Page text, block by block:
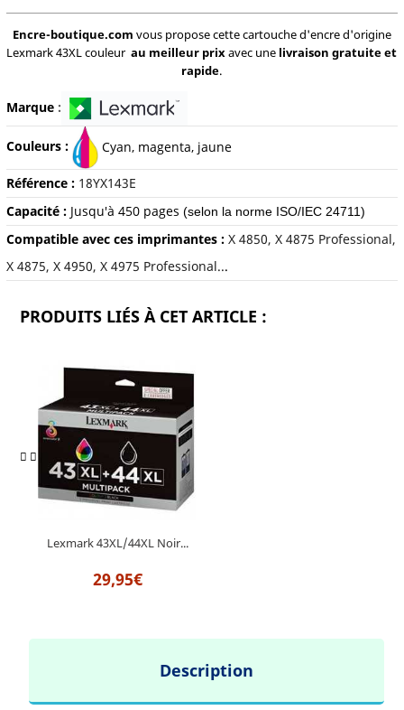
Encre-boutique.com vous propose cette cartouche d'encre d'origine
Lexmark 43XL couleurau meilleur prixavec une livraison gratuite et
rapide.
Marque:
Couleurs : Cyan, magenta, jaune
Référence : 18YX143E
Capacité : Jusqu'à 450 pages (selon la norme ISO/IEC 24711)
Compatible avec ces imprimantes : X 4850, X 4875 Professional,
X 4875, X 4950, X 4975 Professional...
PRODUITS LIÉS À CET ARTICLE :
Lexmark 43XL/44XL Noir...
29,95€
Description